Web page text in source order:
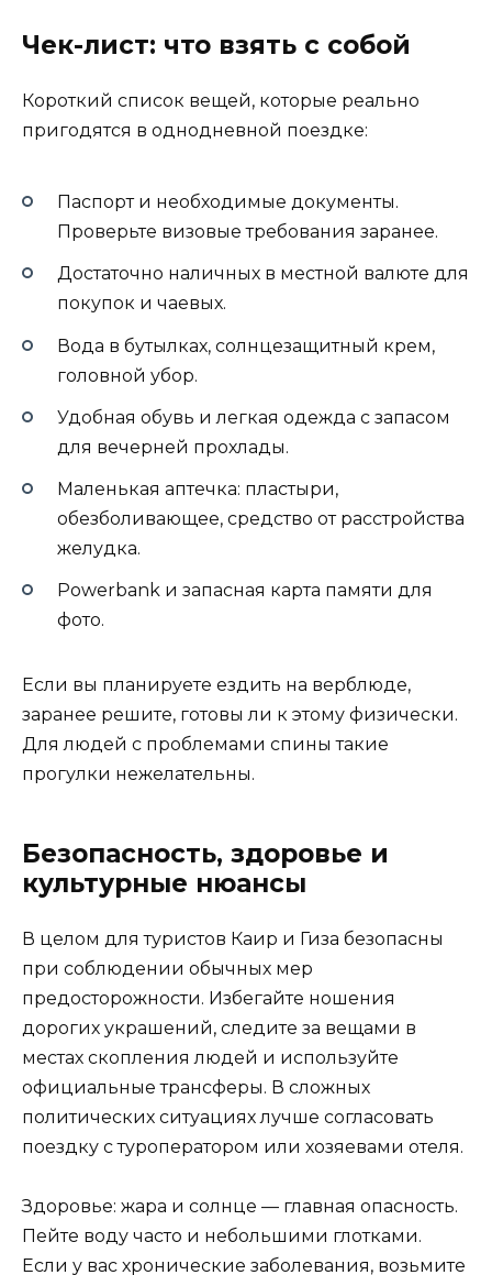
Чек-лист: что взять с собой
Короткий список вещей, которые реально
пригодятся в однодневной поездке:
Паспорт и необходимые документы.
Проверьте визовые требования заранее.
Достаточно наличных в местной валюте для
покупок и чаевых.
Вода в бутылках, солнцезащитный крем,
головной убор.
Удобная обувь и легкая одежда с запасом
для вечерней прохлады.
Маленькая аптечка: пластыри,
обезболивающее, средство от расстройства
желудка.
Powerbank и запасная карта памяти для
фото.
Если вы планируете ездить на верблюде,
заранее решите, готовы ли к этому физически.
Для людей с проблемами спины такие
прогулки нежелательны.
Безопасность, здоровье и
культурные нюансы
В целом для туристов Каир и Гиза безопасны
при соблюдении обычных мер
предосторожности. Избегайте ношения
дорогих украшений, следите за вещами в
местах скопления людей и используйте
официальные трансферы. В сложных
политических ситуациях лучше согласовать
поездку с туроператором или хозяевами отеля.
Здоровье: жара и солнце — главная опасность.
Пейте воду часто и небольшими глотками.
Если у вас хронические заболевания, возьмите